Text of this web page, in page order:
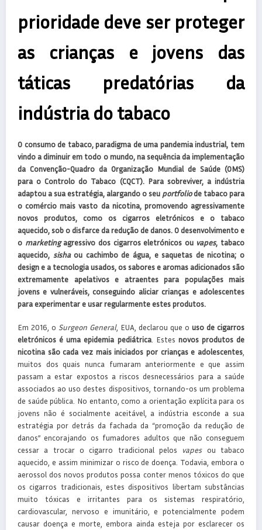
prioridade deve ser proteger
as crianças e jovens das
táticas predatórias da
indústria do tabaco
O consumo de tabaco, paradigma de uma pandemia industrial, tem
vindo a diminuir em todo o mundo, na sequência da implementação
da Convenção-Quadro da Organização Mundial de Saúde (OMS)
para o Controlo do Tabaco (CQCT). Para sobreviver, a indústria
adaptou a sua estratégia, alargando o seu portfoliode tabaco para
o comércio mais vasto da nicotina, promovendo agressivamente
novos produtos, como os cigarros eletrónicos e o tabaco
aquecido, sob o disfarce da redução de danos. O desenvolvimento e
o marketingagressivo dos cigarros eletrónicos ou vapes, tabaco
aquecido, sishaou cachimbo de água, e saquetas de nicotina; o
design e a tecnologia usados, os sabores e aromas adicionados são
extremamente apelativos e atraentes para populações mais
jovens e vulneráveis, conseguindo aliciar crianças e adolescentes
para experimentar e usar regularmente estes produtos.
Em 2016, o Surgeon General, EUA, declarou que o uso de cigarros
eletrónicos é uma epidemia pediátrica. Estes novos produtos de
nicotina são cada vez mais iniciados por crianças e adolescentes
muitos dos quais nunca fumaram anteriormente e que assim
passam a estar expostos a riscos desnecessários para a saúde
associados ao uso destes dispositivos, tornando-os um problema
de saúde pública. No entanto, como a orientação explícita para os
jovens não é socialmente aceitável, a indústria esconde a sua
estratégia por detrás da fachada da “promoção da redução de
danos” encorajando os fumadores adultos que não conseguem
cessar a trocar o cigarro tradicional pelos
vapesou tabaco
aquecido, e assim minimizar o risco de doença. Todavia, embora o
aerossol dos novos produtos possa conter menos tóxicos do que
os cigarros tradicionais, estes dispositivos libertam substâncias
muito tóxicas e irritantes para os sistemas respiratório,
cardiovascular, nervoso e imunitário, e potencialmente podem
causar doença e morte, embora ainda esteja por esclarecer os